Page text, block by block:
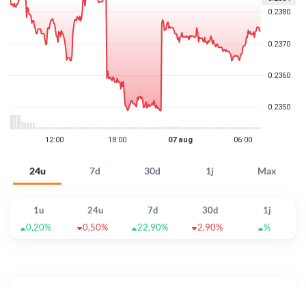
24u 7d 30d 1j Max
1u 24u 7d 30d
1j
0,20%
0,50% 22,90% 2,90% %